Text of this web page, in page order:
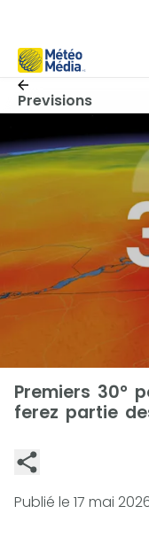
Previsions
Premiers 30°
ferez partie
Publié le 17 mai